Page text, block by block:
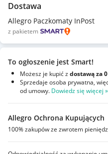
Dostawa
Allegro Paczkomaty InPost
z pakietem
To ogłoszenie jest Smart!
Możesz je kupić zdostawą za 0
Sprzedaje osoba prywatna,
od umowy. Dowiedz się więcej »
Allegro Ochrona Kupujących
100% zakupów ze zwrotem